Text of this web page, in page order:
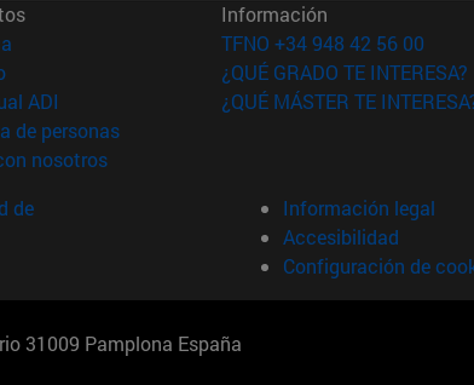
(abre en nueva ventana)
(abre en nueva ventana)
ADI (abre en nueva ventana)
de personas(abre en nueva ventana)
nosotros(abre en nueva ventana)
Información
TFNO +34 948 42 56 00
¿QUÉ GRADO TE INTERESA?
¿QUÉ MÁSTER TE
de
Información legal
Accesibilidad
Configuración de
31009 Pamplona España